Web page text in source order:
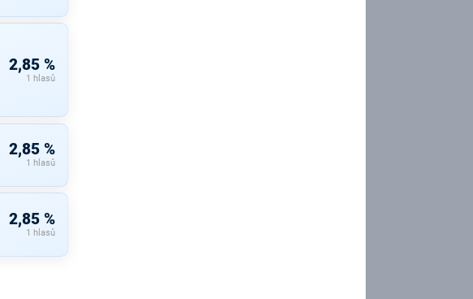
2,85 %
1 hlasů
2,85 %
1 hlasů
2,85 %
1 hlasů